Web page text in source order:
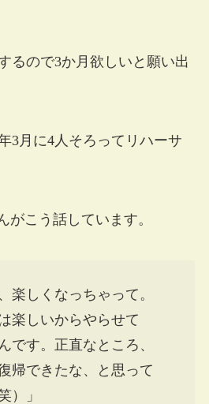
るので3か月欲しいと願い出
3月に4人そろってリハーサ
がこう話しています。
楽しくなっちゃって。
楽しいからやらせて
です。正直なところ、
帰できたな、と思って
）」